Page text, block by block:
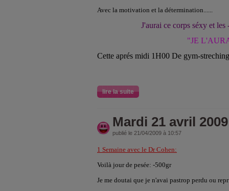
Avec la motivation et la détermination......
J'aurai ce corps séxy et
"JE
Cette aprés midi 1H00 De gym-
lire la suite
Mardi 21 avril
publié le 21/04/2009 à 10:57
1 Semaine avec le Dr Cohen:
Voilà jour de pesée: -500gr
Je me doutai que je n'avai pastrop perdu ou